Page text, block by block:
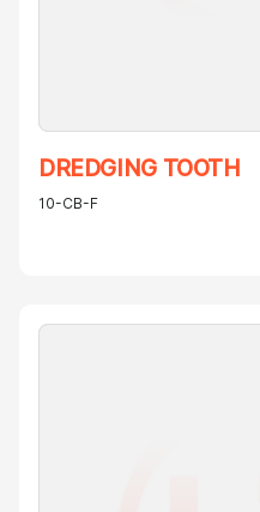
DREDGING TOOTH
10-CB-F